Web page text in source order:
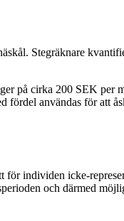
Stegräknare
på cirka 200 SEK per
fördel användas för att
för individen icke-
och därmed